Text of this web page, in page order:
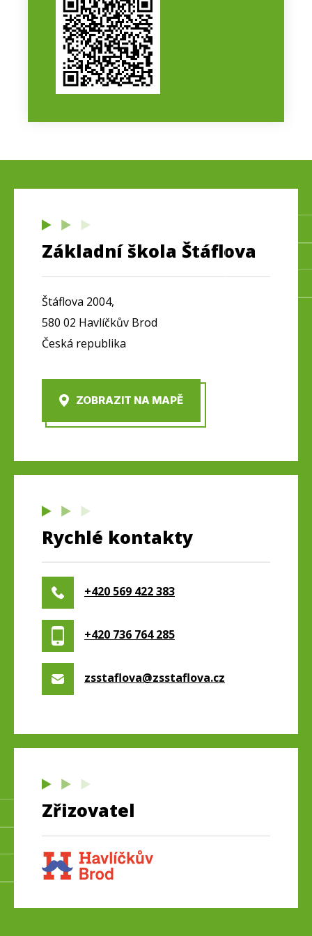
Základní škola Štáflova
Štáflova 2004,
580 02 Havlíčkův Brod
Česká republika
ZOBRAZIT NA MAPĚ
Rychlé kontakty
+420 569 422 383
+420 736 764 285
zsstaflova@zsstaflova.cz
Zřizovatel